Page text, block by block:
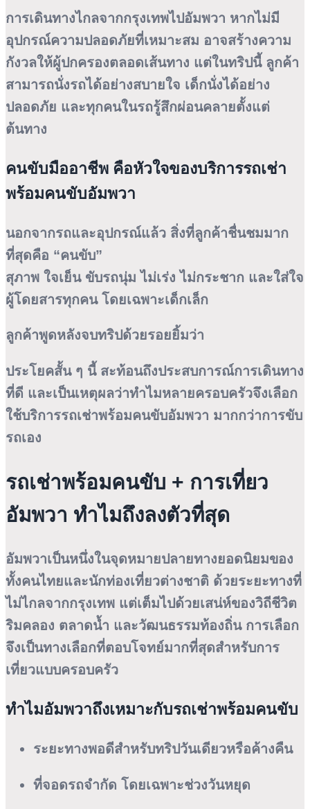
การเดินทางไกลจากกรุงเทพไปอัมพวา หากไม่มี
อุปกรณ์ความปลอดภัยที่เหมาะสม อาจสร้างความ
กังวลให้ผู้ปกครองตลอดเส้นทาง แต่ในทริปนี้ ลูกค้า
สามารถนั่งรถได้อย่างสบายใจ เด็กนั่งได้อย่าง
ปลอดภัย และทุกคนในรถรู้สึกผ่อนคลายตั้งแต่
ต้นทาง
คนขับมืออาชีพ คือหัวใจของบริการรถเช่า
พร้อมคนขับอัมพวา
นอกจากรถและอุปกรณ์แล้ว สิ่งที่ลูกค้าชื่นชมมาก
ที่สุดคือ “คนขับ”
สุภาพ ใจเย็น ขับรถนุ่ม ไม่เร่ง ไม่กระชาก และใส่ใจ
ผู้โดยสารทุกคน โดยเฉพาะเด็กเล็ก
ลูกค้าพูดหลังจบทริปด้วยรอยยิ้มว่า
ประโยคสั้น ๆ นี้ สะท้อนถึงประสบการณ์การเดินทาง
ที่ดี และเป็นเหตุผลว่าทำไมหลายครอบครัวจึงเลือก
ใช้บริการรถเช่าพร้อมคนขับอัมพวา มากกว่าการขับ
รถเอง
รถเช่าพร้อมคนขับ + การเที่ยว
อัมพวา ทำไมถึงลงตัวที่สุด
อัมพวาเป็นหนึ่งในจุดหมายปลายทางยอดนิยมของ
ทั้งคนไทยและนักท่องเที่ยวต่างชาติ ด้วยระยะทางที่
ไม่ไกลจากกรุงเทพ แต่เต็มไปด้วยเสน่ห์ของวิถีชีวิต
ริมคลอง ตลาดน้ำ และวัฒนธรรมท้องถิ่น การเลือก
จึงเป็นทางเลือกที่ตอบโจทย์มากที่สุดสำหรับการ
เที่ยวแบบครอบครัว
ทำไมอัมพวาถึงเหมาะกับรถเช่าพร้อมคนขับ
ระยะทางพอดีสำหรับทริปวันเดียวหรือค้างคืน
ที่จอดรถจำกัด โดยเฉพาะช่วงวันหยุด